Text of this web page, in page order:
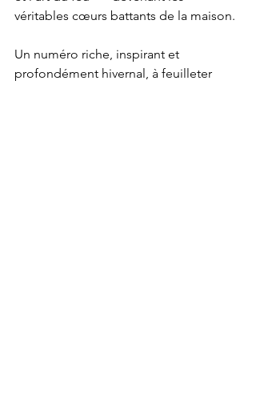
véritables cœurs battants de la maison.
Un numéro riche, inspirant et
profondément hivernal, à feuilleter